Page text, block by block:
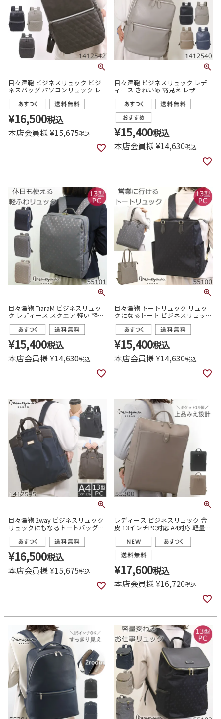
目々澤鞄 ビジネスリュック ビジ
ネスバッグ パソコンリュック レ
ディース おしゃれ きれいめ 通勤
営業
¥16,500税込
本店会員様¥15,675税込
目々澤鞄 ビジネスリュック レデ
ィース きれいめ 高見え レザー ポ
ケット充実 通勤 営業 ビジネスバ
ッグ 可愛い
¥15,400税込
本店会員様¥14,630税込
目々澤鞄 TiaraM ビジネスリュッ
ク レディース スクエア 軽い 軽量
薄型 ノートパソコン ビジネスバ
ッグ おしゃれ きれいめ 通勤 営業
55101
¥15,400税込
本店会員様¥14,630税込
目々澤鞄 トートリュック リュッ
クになるトート ビジネスリュック
2way A4 軽量 レディース おしゃ
れ 通勤 営業
¥15,400税込
本店会員様¥14,630税込
目々澤鞄 2way ビジネスリュック
リュックにもなるトートバッグ
A4 ナイロン レディース 通勤 きれ
いめ
¥16,500税込
本店会員様¥15,675税込
レディース ビジネスリュック 合
皮 13インチPC対応 A4対応 軽量
スリム 通勤 目々澤鞄 55300
¥17,600税込
本店会員様¥16,720税込